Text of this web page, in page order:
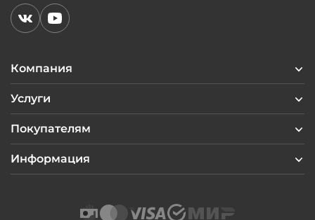
Компания
Услуги
Покупателям
Информация